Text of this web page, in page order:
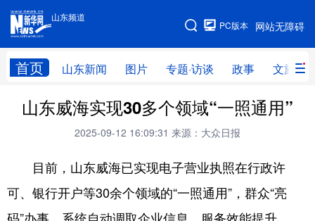
山东频道
网站无障碍
PC版本
首页 山东新闻 图片 专题·访谈 政事 文旅
手机版
网站地图
学习进行时 高层 时政 人事
财经 网评
台湾 思客智库 全球连线 教育
科技 科普 体育 文化
山东威海实现30多个领域“一照通用”
2025-09-12 16:09:31 来源：大众日报
目前，山东威海已实现电子营业执照在行政许
可、银行开户等30余个领域的“一照通用”，群众“亮